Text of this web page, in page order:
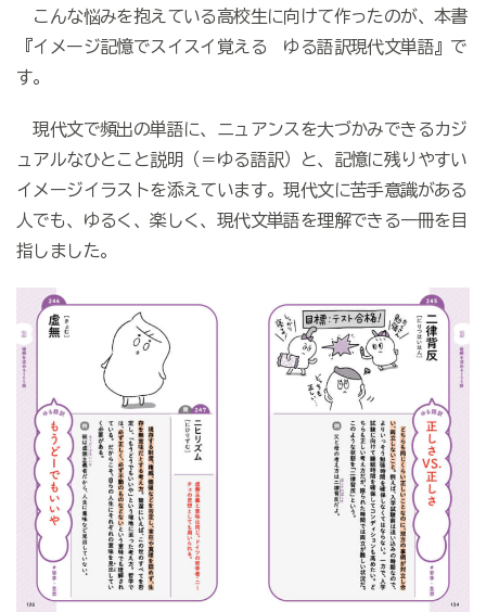
こんな悩みを抱えている高校生に向けて作ったのが、本書
『イメージ記憶でスイスイ覚える ゆる語訳現代文単語』で
す。
現代文で頻出の単語に、ニュアンスを大づかみできるカジ
ュアルなひとこと説明（＝ゆる語訳）と、記憶に残りやすい
イメージイラストを添えています。現代文に苦手意識がある
人でも、ゆるく、楽しく、現代文単語を理解できる一冊を目
指しました。